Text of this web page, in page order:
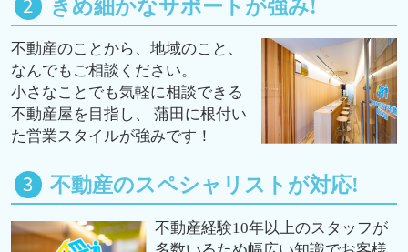
きめ細かなサポートが強み!
不動産のことから、地域のこと、
なんでもご相談ください。
小さなことでも気軽に相談できる
不動産屋を目指し、 蒲田に根付い
た営業スタイルが強みです！
不動産のスペシャリストが対応!
不動産経験10年以上のスタッフが